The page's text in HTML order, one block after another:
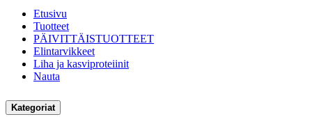
Etusivu
Tuotteet
PÄIVITTÄISTUOTTEET
Elintarvikkeet
Liha ja kasviproteiinit
Nauta
Kategoriat